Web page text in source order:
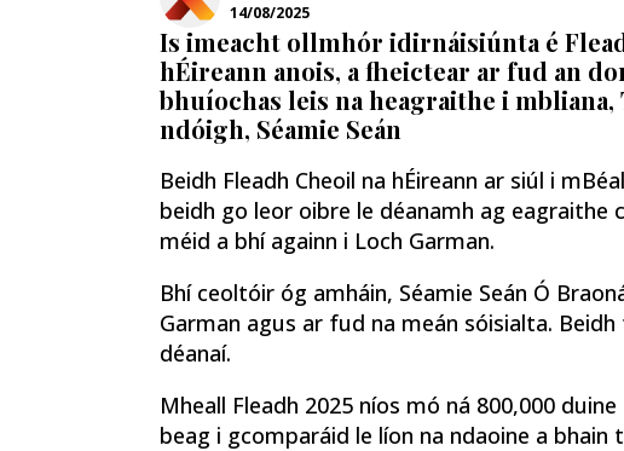
14/08/2025
Is imeacht ollmhór idirnáisiúnta é
hÉireann anois, a fheictear ar fud an
bhuíochas leis na heagraithe i mbliana,
ndóigh, Séamie Seán
Beidh Fleadh Cheoil na hÉireann ar siúl i
beidh go leor oibre le déanamh ag eagraithe
méid a bhí againn i Loch Garman.
Bhí ceoltóir óg amháin, Séamie Seán Ó
Garman agus ar fud na meán sóisialta.
déanaí.
Mheall Fleadh 2025 níos mó ná 800,000
beag i gcomparáid le líon na ndaoine a